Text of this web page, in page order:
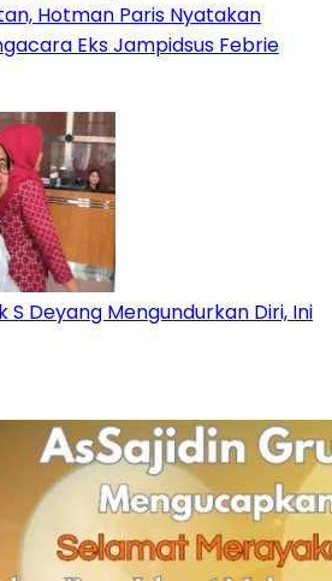
Hotman Paris Nyatakan
Eks Jampidsus Febrie
S Deyang Mengundurkan Diri, Ini